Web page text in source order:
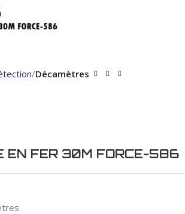
Décamètres
EN FER 30M FORCE-586